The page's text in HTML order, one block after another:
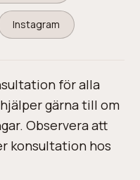
Instagram
för alla
gärna till om
Observera att
konsultation hos